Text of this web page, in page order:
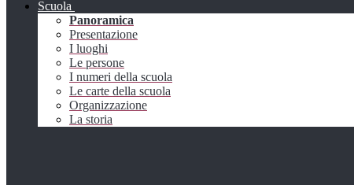
Scuola
Panoramica
Presentazione
I luoghi
Le persone
I numeri della scuola
Le carte della scuola
Organizzazione
La storia